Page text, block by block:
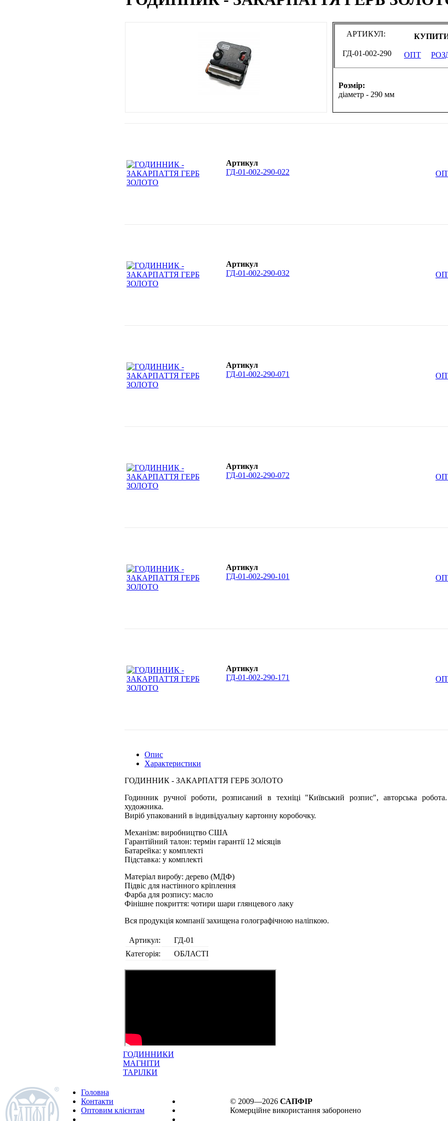
АРТИКУЛ:
ГД-01-002-290 ОПТ
Розмір:
діаметр - 290 мм
Артикул
ГД-01-002-290-022
Артикул
ГД-01-002-290-032
Артикул
ГД-01-002-290-071
Артикул
ГД-01-002-290-072
Артикул
ГД-01-002-290-101
Артикул
ГД-01-002-290-171
Опис
Характеристики
ГОДИННИК - ЗАКАРПАТТЯ ГЕРБ ЗОЛОТО
Годинник ручної роботи, розписаний в техніці "Київський розпис", авторська
художника.
Виріб упакований в індивідуальну картонну коробочку.
Механізм: виробництво США
Гарантійний талон: термін гарантії 12 місяців
Батарейка: у комплекті
Підставка: у комплекті
Матеріал виробу: дерево (МДФ)
Підвіс для настінного кріплення
Фарба для розпису: масло
Фінішне покриття: чотири шари глянцевого лаку
Вся продукція компанії захищена голографічною наліпкою.
Артикул:
ГД-01
Категорія:
ОБЛАСТІ
ГОДИННИКИ
МАГНІТИ
ТАРІЛКИ
Головна
Контакти
Оптовим клієнтам
© 2009—2026 САПФІР
Комерційне використання заборонено